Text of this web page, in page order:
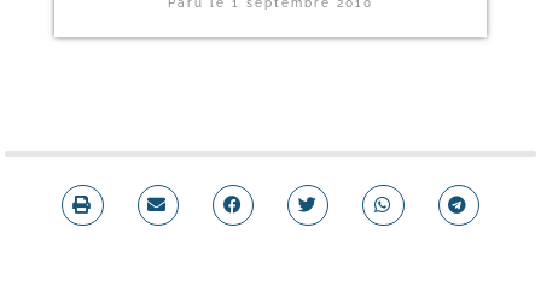
Paru le 1 septembre 2010